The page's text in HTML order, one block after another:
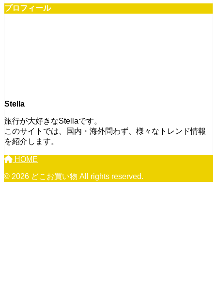
プロフィール
Stella
旅行が大好きなStellaです。
このサイトでは、国内・海外問わず、様々なトレンド情報
を紹介します。
HOME
© 2026 どこお買い物 All rights reserved.